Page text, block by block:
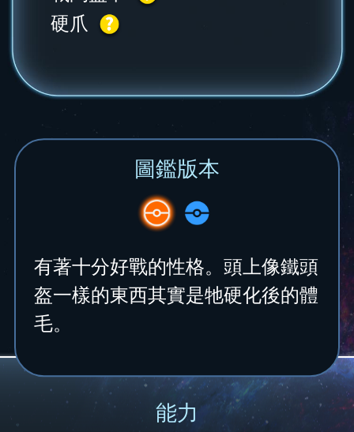
硬爪
圖鑑版本
有著十分好戰的性格。頭上像鐵頭
盔一樣的東西其實是牠硬化後的體
毛。
能力